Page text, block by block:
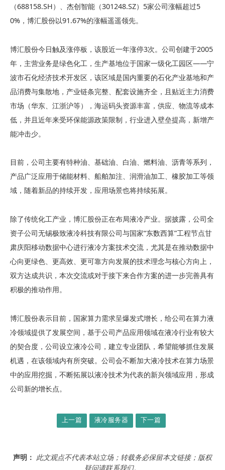
（688158.SH）、杰创智能（301248.SZ）5家公司涨幅超过5
0%，博汇股份以91.67%的涨幅遥遥领先。
博汇股份今日触及涨停板，该股近一年涨停3次。公司创建于2005
年，主营业务是绿色化工，生产基地位于国家一级化工园区——宁
波市石化经济技术开发区，该区域是国内重要的石化产业基地和产
品消费与集散地，产业链条完整、配套设施齐全，且贴近主力消费
市场（华东、江浙沪等），海运码头资源丰富，供应、物流等成本
低，并且近年来受环保能源政策限制，行业进入壁垒提高，新增产
能冲击少。
目前，公司主要有特种油、基础油、白油、燃料油、沥青等系列，
产品广泛应用于储能材料、船舶加注、润滑油加工、橡胶加工等领
域，随着新品的持续开发，应用场景也将持续拓展。
除了传统化工产业，博汇股份正在布局液冷产业。据披露，公司全
资子公司无锡极致液冷科技有限公司与国家“东数西算”工程节点甘
肃庆阳移动数据中心进行液冷方案技术交流，尤其是在推动数据中
心向更绿色、更高效、更可靠方向发展的技术理念与核心方向上，
双方达成共识，本次交流或对于接下来合作方案的进一步完善具有
积极的推动作用。
博汇股份表示目前，国家算力需求呈爆发式增长，给公司在算力液
冷领域提供了发展空间，基于公司产品应用领域在液冷行业有较大
的契合度，公司设立液冷公司，建立专业团队，希望能够抓住发展
机遇，在该领域内有所突破。公司会不断加大液冷技术在算力场景
中的应用挖掘，不断拓展以液冷技术为代表的新兴领域应用，形成
公司新的增长点。
上一篇 液冷服务器 下一篇
声明： 此文观点不代表本站立场；转载务必保留本文链接；版权
疑问请联系我们。